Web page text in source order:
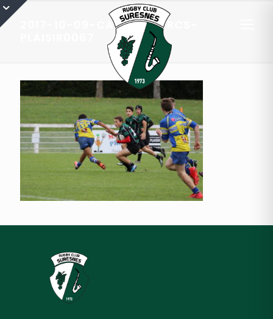
2017-10-09-CADETS-A-RCS-